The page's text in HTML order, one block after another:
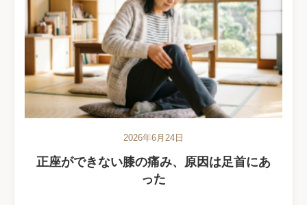
2026年6月24日
正座ができない膝の痛み、原因は足首にあ
った